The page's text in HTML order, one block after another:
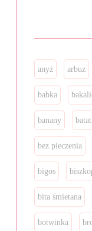
anyż arbuz
babka
banany batat
bez pieczenia
bigos
bita śmietana
botwinka